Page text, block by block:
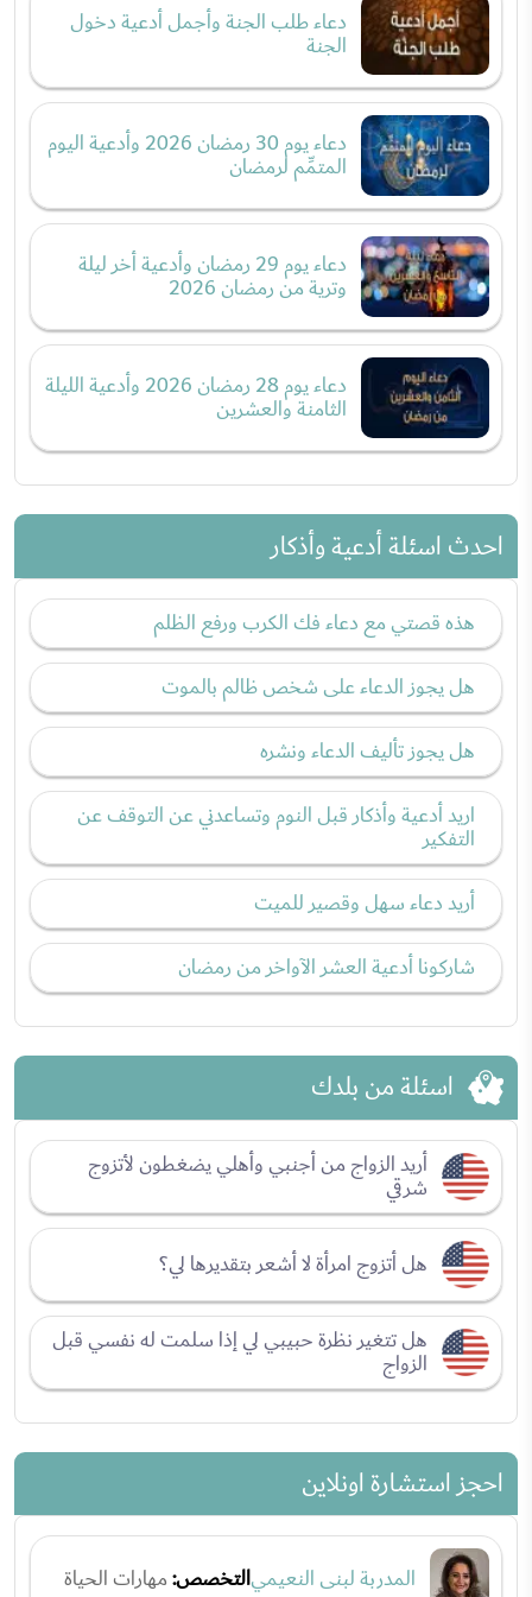
دعاء طلب الجنة وأجمل أدعية دخول
الجنة
دعاء يوم 30 رمضان 2026 وأدعية اليوم
المتمِّم لرمضان
دعاء يوم 29 رمضان وأدعية أخر ليلة
وترية من رمضان 2026
دعاء يوم 28 رمضان 2026 وأدعية الليلة
الثامنة والعشرين
احدث اسئلة أدعية وأذكار
هذه قصتي مع دعاء فك الكرب ورفع الظلم
هل يجوز الدعاء على شخص ظالم بالموت
هل يجوز تأليف الدعاء ونشره
اريد أدعية وأذكار قبل النوم وتساعدني عن التوقف عن
التفكير
أريد دعاء سهل وقصير للميت
شاركونا أدعية العشر الآواخر من رمضان
اسئلة من بلدك
أريد الزواج من أجنبي وأهلي يضغطون لأتزوج
شرقي
هل أتزوج امرأة لا أشعر بتقديرها لي؟
هل تتغير نظرة حبيبي لي إذا سلمت له نفسي قبل
الزواج
احجز استشارة اونلاين
المدربة لبنى النعيميالتخصص:مهارات الحياة